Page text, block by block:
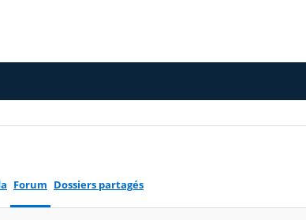
Forum Dossiers partagés